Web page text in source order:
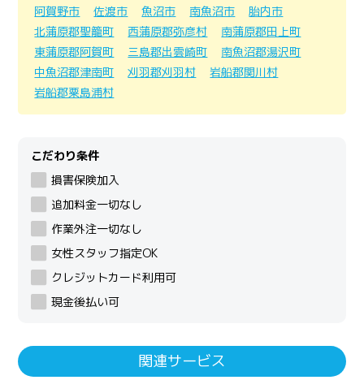
阿賀野市
佐渡市 魚沼市 南魚沼市
胎内市
北蒲原郡聖籠町
西蒲原郡弥彦村
南蒲原郡田上町
東蒲原郡阿賀町
三島郡出雲崎町
南魚沼郡湯沢町
中魚沼郡津南町
刈羽郡刈羽村
岩船郡関川村
岩船郡粟島浦村
こだわり条件
損害保険加入
追加料金一切なし
作業外注一切なし
女性スタッフ指定OK
クレジットカード利用可
現金後払い可
関連サービス